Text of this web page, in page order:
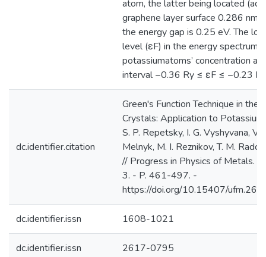
atom, the latter being located
graphene layer surface 0.286 nm
the energy gap is 0.25 eV. The
level (εF) in the energy spectrum
potassiumatoms’ concentration
interval −0.36 Ry ≤ εF ≤ −0.23
dc.identifier.citation
Green's Function Technique in the
Crystals: Application to
S. P. Repetsky, I. G. Vyshyvana, V.
Melnyk, M. I. Reznikov, T. M.
// Progress in Physics of Metals.
3. - P. 461-497. -
https://doi.org/10.15407/
dc.identifier.issn 1608-1021
dc.identifier.issn 2617-0795